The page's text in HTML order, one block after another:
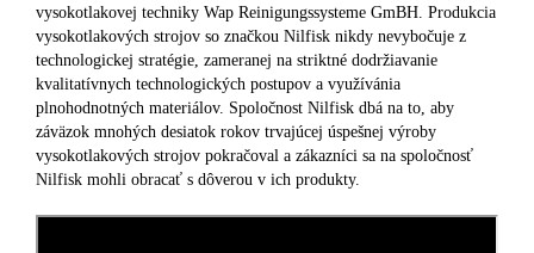
vysokotlakovej techniky Wap Reinigungssysteme GmBH. Produkcia
vysokotlakových strojov so značkou Nilfisk nikdy nevybočuje z
technologickej stratégie, zameranej na striktné dodržiavanie
kvalitatívnych technologických postupov a využívánia
plnohodnotných materiálov. Spoločnost Nilfisk dbá na to, aby
záväzok mnohých desiatok rokov trvajúcej úspešnej výroby
vysokotlakových strojov pokračoval a zákazníci sa na spoločnosť
Nilfisk mohli obracať s dôverou v ich produkty.